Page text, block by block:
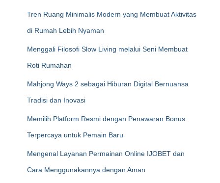
Tren Ruang Minimalis Modern yang Membuat Aktivitas
di Rumah Lebih Nyaman
Menggali Filosofi Slow Living melalui Seni Membuat
Roti Rumahan
Mahjong Ways 2 sebagai Hiburan Digital Bernuansa
Tradisi dan Inovasi
Memilih Platform Resmi dengan Penawaran Bonus
Terpercaya untuk Pemain Baru
Mengenal Layanan Permainan Online IJOBET dan
Cara Menggunakannya dengan Aman